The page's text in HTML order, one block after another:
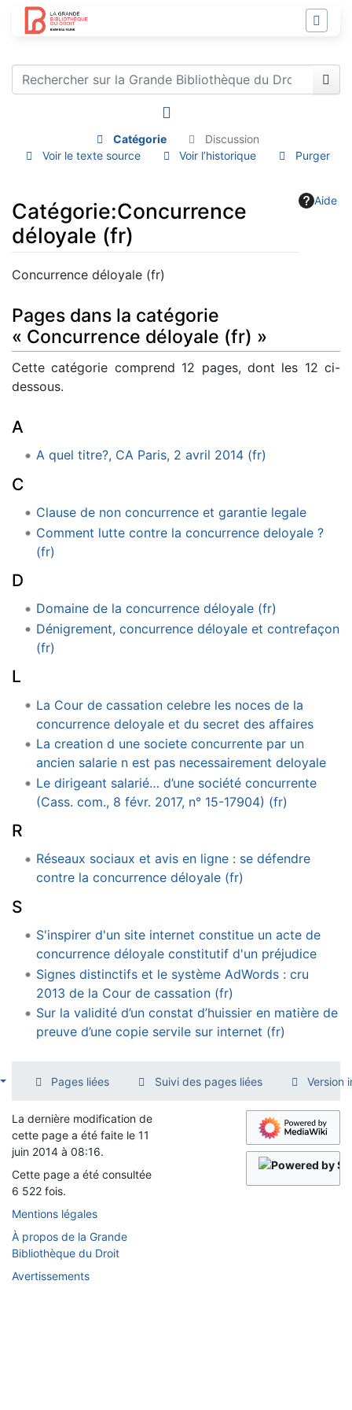
Catégorie
Discussion
Voir le texte source
Voir l’historique Purger
Aide
Catégorie:Concurrence
déloyale (fr)
Aller à :navigation,rechercher
Concurrence déloyale (fr)
Pages dans la catégorie
« Concurrence déloyale (fr) »
Cette catégorie comprend 12 pages, dont les 12 ci-
dessous.
A
A quel titre?, CA Paris, 2 avril 2014 (fr)
C
Clause de non concurrence et garantie legale
Comment lutte contre la concurrence deloyale ?
(fr)
D
Domaine de la concurrence déloyale (fr)
Dénigrement, concurrence déloyale et contrefaçon
(fr)
L
La Cour de cassation celebre les noces de la
concurrence deloyale et du secret des affaires
La creation d une societe concurrente par un
ancien salarie n est pas necessairement deloyale
Le dirigeant salarié… d’une société concurrente
(Cass. com., 8 févr. 2017, n° 15-17904) (fr)
R
Réseaux sociaux et avis en ligne : se défendre
contre la concurrence déloyale (fr)
S
S'inspirer d'un site internet constitue un acte de
concurrence déloyale constitutif d'un préjudice
Signes distinctifs et le système AdWords : cru
2013 de la Cour de cassation (fr)
Sur la validité d’un constat d’huissier en matière de
preuve d’une copie servile sur internet (fr)
Pages liées Suivi des pages liées Version
La dernière modification de
cette page a été faite le 11
juin 2014 à 08:16.
Cette page a été consultée
6 522 fois.
Mentions légales
À propos de la Grande
Bibliothèque du Droit
Avertissements